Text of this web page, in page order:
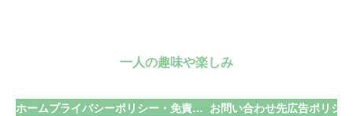
一人の趣味や楽しみ
ホーム プライバシーポリシー・免責事項 お問い合わせ先広告ポリシー